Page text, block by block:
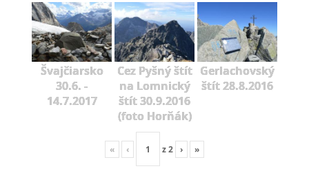
Švajčiarsko
30.6. -
14.7.2017
Cez Pyšný štít
na Lomnický
štít 30.9.2016
(foto Horňák)
Gerlachovský
štít 28.8.2016
« ‹ z2 › »